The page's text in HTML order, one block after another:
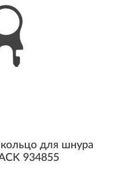
для шнура
934855